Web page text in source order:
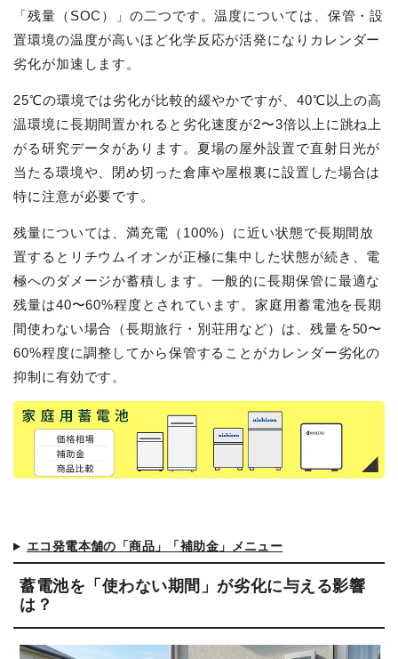
「残量（SOC）」の二つです。温度については、保管・設
置環境の温度が高いほど化学反応が活発になりカレンダー
劣化が加速します。
25℃の環境では劣化が比較的緩やかですが、40℃以上の高
温環境に長期間置かれると劣化速度が2〜3倍以上に跳ね上
がる研究データがあります。夏場の屋外設置で直射日光が
当たる環境や、閉め切った倉庫や屋根裏に設置した場合は
特に注意が必要です。
残量については、満充電（100%）に近い状態で長期間放
置するとリチウムイオンが正極に集中した状態が続き、電
極へのダメージが蓄積します。一般的に長期保管に最適な
残量は40〜60%程度とされています。家庭用蓄電池を長期
間使わない場合（長期旅行・別荘用など）は、残量を50〜
60%程度に調整してから保管することがカレンダー劣化の
抑制に有効です。
エコ発電本舗の「商品」「補助金」メニュー
蓄電池を「使わない期間」が劣化に与える影響
は？